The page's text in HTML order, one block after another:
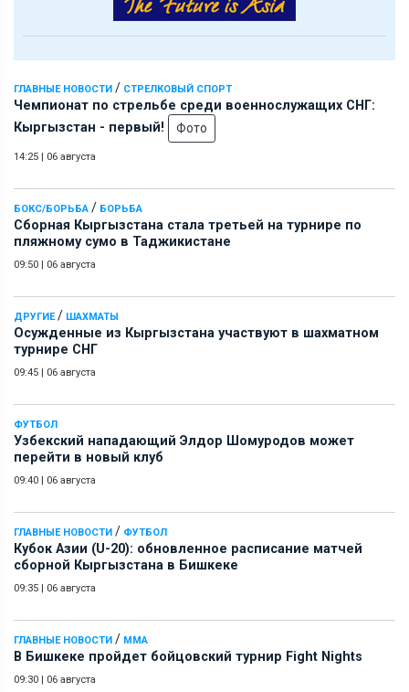
ГЛАВНЫЕ НОВОСТИ / СТРЕЛКОВЫЙ СПОРТ
Чемпионат по стрельбе среди военнослужащих СНГ:
Кыргызстан - первый!
Фото
14:25 | 06 августа
БОКС/БОРЬБА / БОРЬБА
Сборная Кыргызстана стала третьей на турнире по
пляжному сумо в Таджикистане
09:50 | 06 августа
ДРУГИЕ/ ШАХМАТЫ
Осужденные из Кыргызстана участвуют в шахматном
турнире СНГ
09:45 | 06 августа
ФУТБОЛ
Узбекский нападающий Элдор Шомуродов может
перейти в новый клуб
09:40 | 06 августа
ГЛАВНЫЕ НОВОСТИ / ФУТБОЛ
Кубок Азии (U-20): обновленное расписание матчей
сборной Кыргызстана в Бишкеке
09:35 | 06 августа
ГЛАВНЫЕ НОВОСТИ / ММА
В Бишкеке пройдет бойцовский турнир Fight Nights
09:30 | 06 августа